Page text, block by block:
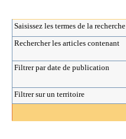
Saisissez les termes de la recherche
Rechercher les articles contenant
Filtrer par date de publication
Filtrer sur un territoire